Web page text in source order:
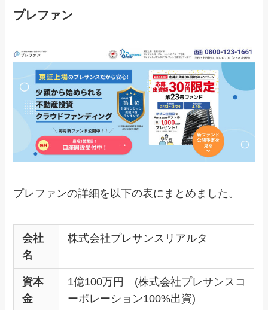
プレファン
プレファンの詳細を以下の表にまとめました。
会社
名
株式会社プレサンスリアルタ
資本
金
1億100万円 (株式会社プレサンスコ
ーポレーション100%出資)